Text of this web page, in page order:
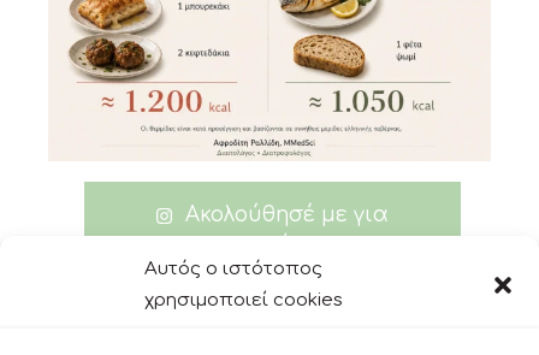
Αυτός ο ιστότοπος
χρησιμοποιεί cookies
Ακολούθησέ με για